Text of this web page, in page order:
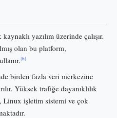
kaynaklı yazılım üzerinde çalışır.
olan bu platform,
[6]
birden fazla veri merkezine
Yüksek trafiğe dayanıklılık
Linux işletim sistemi ve çok